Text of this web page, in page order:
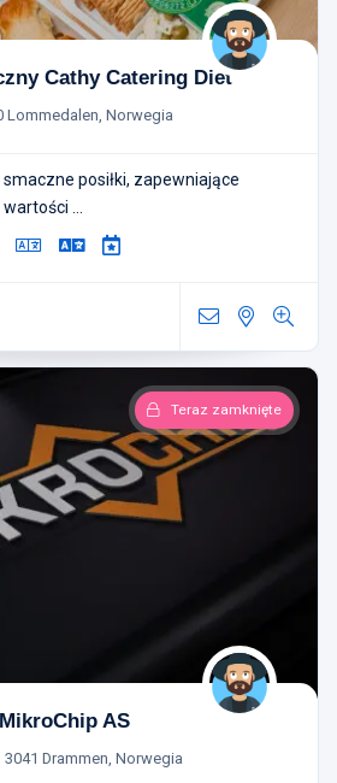
Cathy Catering Diet
Lommedalen, Norwegia
posiłki, zapewniające
...
Teraz zamknięte
AS
3041 Drammen, Norwegia